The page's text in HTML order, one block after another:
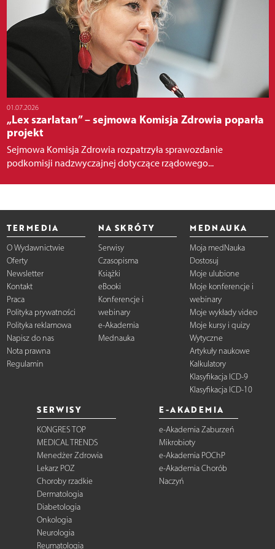
01.07.2026
„Lex szarlatan” – sejmowa Komisja Zdrowia poparła
projekt
Sejmowa Komisja Zdrowia rozpatrzyła sprawozdanie
podkomisji nadzwyczajnej dotyczące rządowego...
TERMEDIA
O Wydawnictwie
Oferty
Newsletter
Kontakt
Praca
Polityka prywatności
Polityka reklamowa
Napisz do nas
Nota prawna
Regulamin
NA SKRÓTY
Serwisy
Czasopisma
Książki
eBooki
Konferencje i
webinary
e-Akademia
Mednauka
MEDNAUKA
Moja medNauka
Dostosuj
Moje ulubione
Moje konferencje i
webinary
Moje wykłady video
Moje kursy i quizy
Wytyczne
Artykuły naukowe
Kalkulatory
Klasyfikacja ICD-9
Klasyfikacja ICD-10
SERWISY
KONGRES TOP
MEDICAL TRENDS
Menedżer Zdrowia
Lekarz POZ
Choroby rzadkie
Dermatologia
Diabetologia
Onkologia
Neurologia
Reumatologia
E-AKADEMIA
e-Akademia Zaburzeń
Mikrobioty
e-Akademia POChP
e-Akademia Chorób
Naczyń